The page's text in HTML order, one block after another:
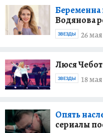
Беременна
Водянова
26 мая
ЗВЕЗДЫ
Люся
18 мая
ЗВЕЗДЫ
Опять
сериалы